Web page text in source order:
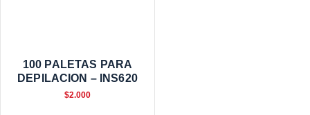
100 PALETAS PARA
DEPILACION – INS620
$2.000